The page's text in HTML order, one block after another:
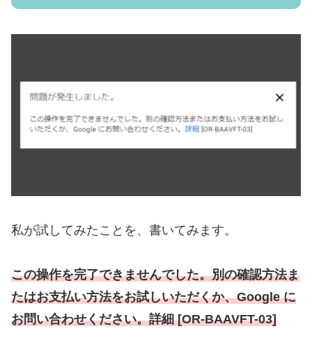
私が試してみたことを、書いてみます。
この操作を完了できませんでした。別の確認方法ま
たはお支払い方法をお試しいただくか、Google に
お問い合わせください。詳細 [OR-BAAVFT-03]